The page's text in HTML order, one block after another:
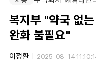
복지부 "약국 없
완화 불필요"
이정환 2025-08-14